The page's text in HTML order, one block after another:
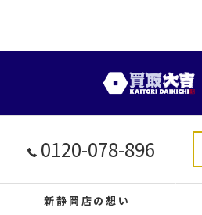
0120-078-896
新静岡店の想い